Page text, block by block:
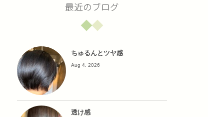
最近のブログ
ちゅるんとツヤ感
Aug 4, 2026
透け感